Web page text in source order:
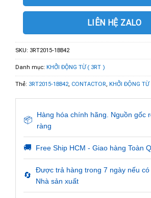
LIÊN HỆ ZALO
SKU: 3RT2015-1BB42
Danh mục: KHỞI ĐỘNG TỪ ( 3RT )
Thẻ: 3RT2015-1BB42, CONTACTOR, KHỞI ĐỘNG TỪ
📦
Hàng hóa chính hãng. Nguồn gốc
ràng
🚚 Free Ship HCM - Giao hàng Toàn
🔄
Được trả hàng trong 7 ngày nếu có
Nhà sản xuất